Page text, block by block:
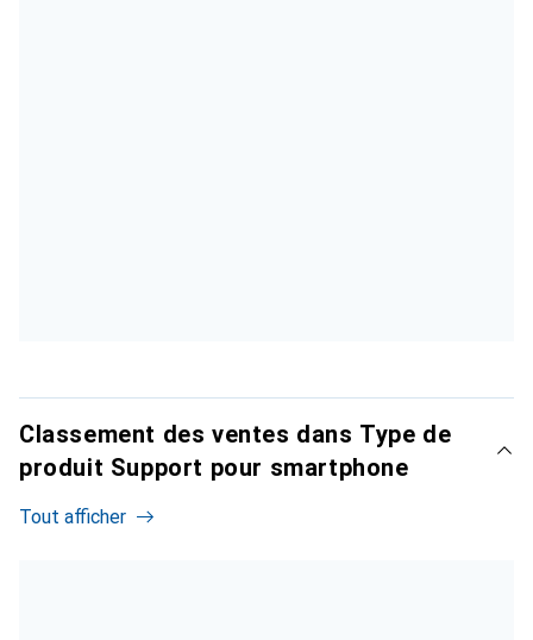
Classement des ventes dans Type de
produit Support pour smartphone
Tout afficher